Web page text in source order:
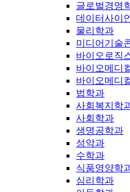
글로벌경영
데이터사이
물리학과
미디어기술
바이오로직
바이오메디
바이오메디
법학과
사회복지학
사회학과
생명공학과
성악과
수학과
식품영양학
심리학과